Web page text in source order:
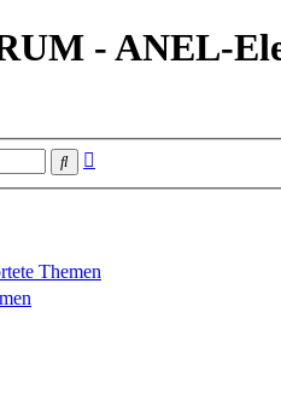
- ANEL-
Suche
Themen